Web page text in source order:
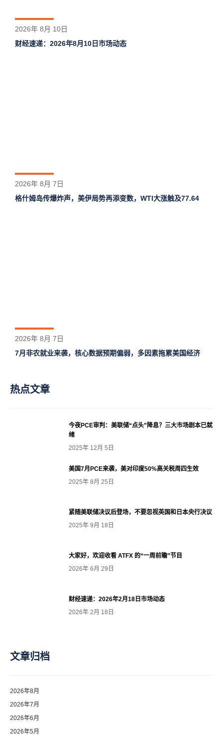
2026年 8月 10日
财经速递：2026年8月10日市场动态
2026年 8月 7日
格什姆岛‌传爆炸声，美伊局势再添变数，WTI大涨触及77.64
2026年 8月 7日
7月非农就业来袭，核心数据预期偏弱，多因素拖累美国经济
热点文章
今夜PCE审判：美联储“点头”降息？三大市场剧本已就
绪
2025年 12月 5日
美国7月PCE来袭，美对印度50%高关税周四生效
2025年 8月 25日
紧随美联储决议后登场，不要忽视英国和日本央行决议
2025年 9月 18日
大家好，欢迎收看 ATFX 的“一周前瞻”节目
2026年 6月 29日
财经速递：2026年2月18日市场动态
2026年 2月 18日
文章归档
2026年8月
2026年7月
2026年6月
2026年5月